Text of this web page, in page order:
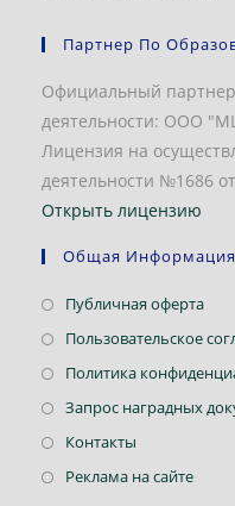
Партнер По
Официальный
деятельности: ООО
Лицензия на
деятельности №1686
Открыть лицензию
Общая Информация
Публичная оферта
в
Пользовательское
Политика
Запрос наградных
Контакты
в
Реклама на сайте